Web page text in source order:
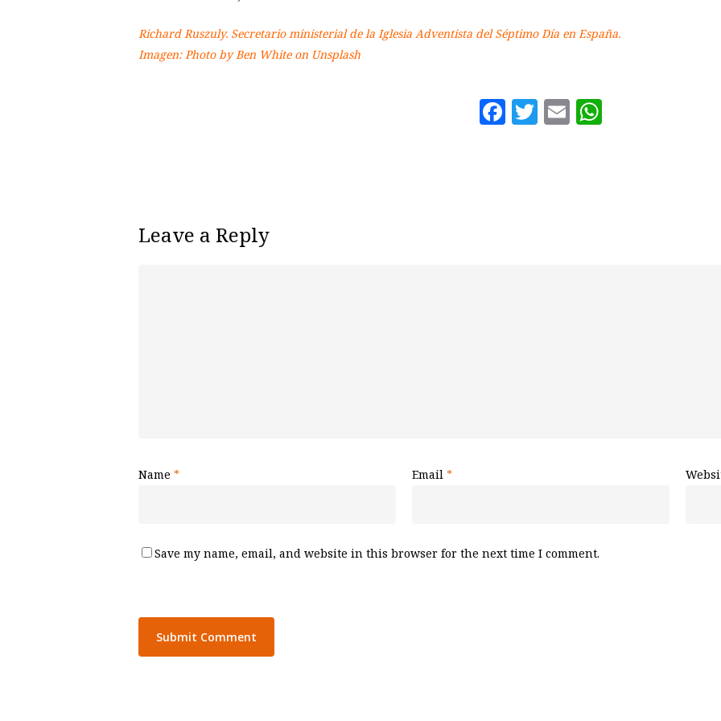
Richard Ruszuly. Secretario ministerial de la Iglesia Adventista del Séptimo Día en España.
Imagen: Photo by Ben White on Unsplash
Facebook
Twitter
Email
Leave a Reply
Name * Email *
Save my name, email, and website in this browser for the next time I comment.